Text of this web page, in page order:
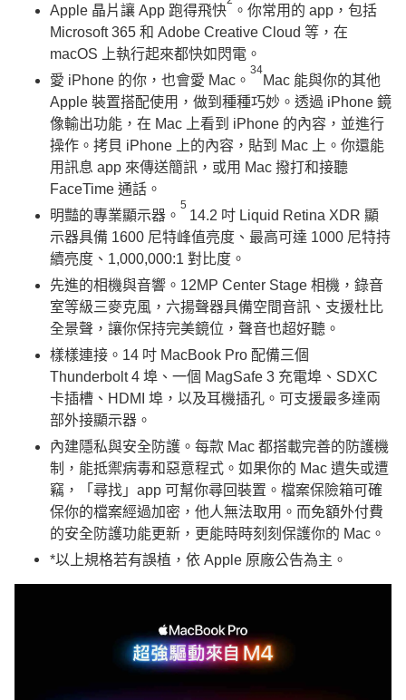
Apple 晶片讓 App 跑得飛快
。你常用的 app，包括
Microsoft 365 和 Adobe Creative Cloud 等，在
macOS 上執行起來都快如閃電。
愛 iPhone 的你，也會愛 Mac。
34
Mac 能與你的其他
Apple 裝置搭配使用，做到種種巧妙。透過 iPhone 鏡
像輸出功能，在 Mac 上看到 iPhone 的內容，並進行
操作。拷貝 iPhone 上的內容，貼到 Mac 上。你還能
用訊息 app 來傳送簡訊，或用 Mac 撥打和接聽
FaceTime 通話。
明豔的專業顯示器。
5
14.2 吋 Liquid Retina XDR 顯
示器具備 1600 尼特峰值亮度、最高可達 1000 尼特持
續亮度、1,000,000:1 對比度。
先進的相機與音響。12MP Center Stage 相機，錄音
室等級三麥克風，六揚聲器具備空間音訊、支援杜比
全景聲，讓你保持完美鏡位，聲音也超好聽。
樣樣連接。14 吋 MacBook Pro 配備三個
Thunderbolt 4 埠、一個 MagSafe 3 充電埠、SDXC
卡插槽、HDMI 埠，以及耳機插孔。可支援最多達兩
部外接顯示器。
內建隱私與安全防護。每款 Mac 都搭載完善的防護機
制，能抵禦病毒和惡意程式。如果你的 Mac 遺失或遭
竊，「尋找」app 可幫你尋回裝置。檔案保險箱可確
保你的檔案經過加密，他人無法取用。而免額外付費
的安全防護功能更新，更能時時刻刻保護你的 Mac。
*以上規格若有誤植，依 Apple 原廠公告為主。